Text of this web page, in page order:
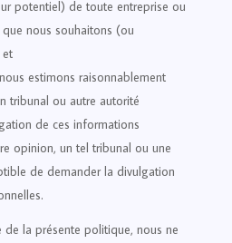
potentiel) de toute entreprise ou
nous souhaitons (ou
et
estimons raisonnablement
tribunal ou autre autorité
de ces informations
opinion, un tel tribunal ou une
de demander la divulgation
la présente politique, nous ne